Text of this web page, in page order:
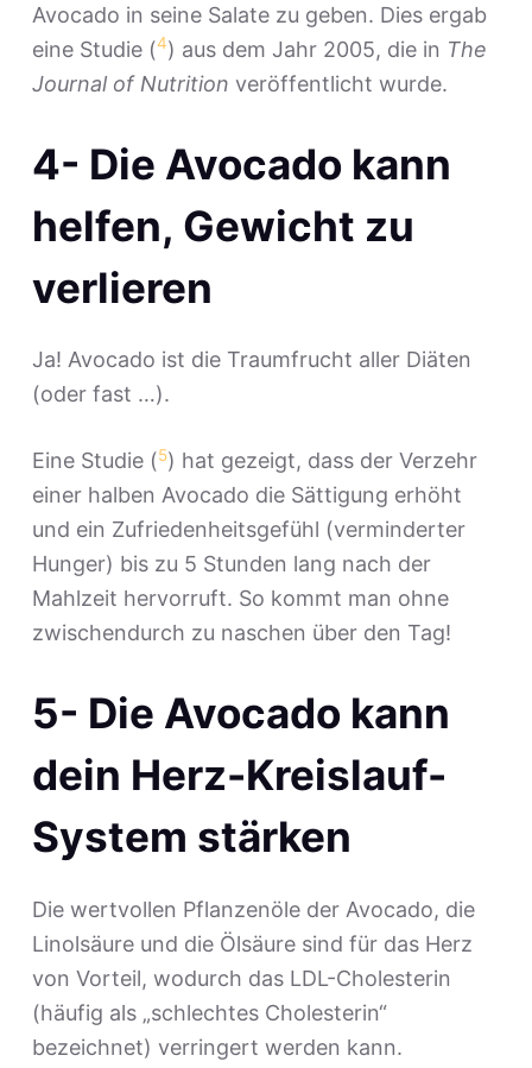
Avocado in seine Salate zu geben. Dies ergab
eine Studie (4) aus dem Jahr 2005, die in The
Journal of Nutrition veröffentlicht wurde.
4- Die Avocado kann
helfen, Gewicht zu
verlieren
Ja! Avocado ist die Traumfrucht aller Diäten
(oder fast …).
Eine Studie (5) hat gezeigt, dass der Verzehr
einer halben Avocado die Sättigung erhöht
und ein Zufriedenheitsgefühl (verminderter
Hunger) bis zu 5 Stunden lang nach der
Mahlzeit hervorruft. So kommt man ohne
zwischendurch zu naschen über den Tag!
5- Die Avocado kann
dein Herz-Kreislauf-
System stärken
Die wertvollen Pflanzenöle der Avocado, die
Linolsäure und die Ölsäure sind für das Herz
von Vorteil, wodurch das LDL-Cholesterin
(häufig als „schlechtes Cholesterin“
bezeichnet) verringert werden kann.